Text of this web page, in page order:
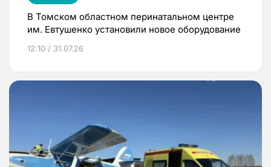
В Томском областном перинатальном центре
им. Евтушенко установили новое оборудование
12:10 / 31.07.26